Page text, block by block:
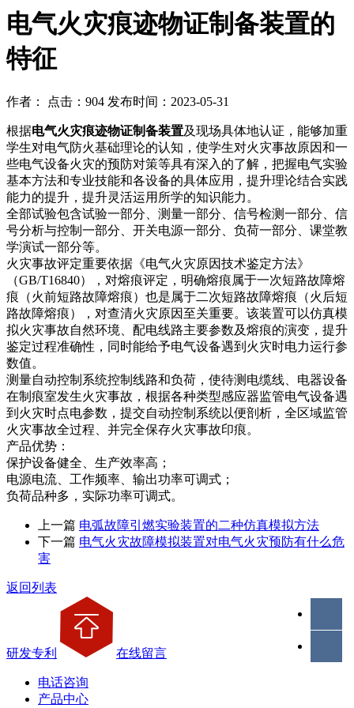
电气火灾痕迹物证制备装置的
特征
作者： 点击：904 发布时间：2023-05-31
根据电气火灾痕迹物证制备装置及现场具体地认证，能够加重
学生对电气防火基础理论的认知，使学生对火灾事故原因和一
些电气设备火灾的预防对策等具有深入的了解，把握电气实验
基本方法和专业技能和各设备的具体应用，提升理论结合实践
能力的提升，提升灵活运用所学的知识能力。
全部试验包含试验一部分、测量一部分、信号检测一部分、信
号分析与控制一部分、开关电源一部分、负荷一部分、课堂教
学演试一部分等。
火灾事故评定重要依据《电气火灾原因技术鉴定方法》
（GB/T16840），对熔痕评定，明确熔痕属于一次短路故障熔
痕（火前短路故障熔痕）也是属于二次短路故障熔痕（火后短
路故障熔痕），对查清火灾原因至关重要。该装置可以仿真模
拟火灾事故自然环境、配电线路主要参数及熔痕的演变，提升
鉴定过程准确性，同时能给予电气设备遇到火灾时电力运行参
数值。
测量自动控制系统控制线路和负荷，使待测电缆线、电器设备
在制痕室发生火灾事故，根据各种类型感应器监管电气设备遇
到火灾时点电参数，提交自动控制系统以便剖析，全区域监管
火灾事故全过程、并完全保存火灾事故印痕。
产品优势：
保护设备健全、生产效率高；
电源电流、工作频率、输出功率可调式；
负荷品种多，实际功率可调式。
上一篇 电弧故障引燃实验装置的二种仿真模拟方法
下一篇 电气火灾故障模拟装置对电气火灾预防有什么危
害
返回列表
研发专利 在线留言
电话咨询
产品中心